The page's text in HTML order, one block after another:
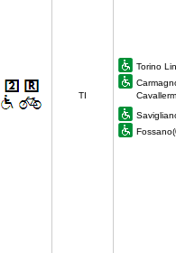
TI
Torino